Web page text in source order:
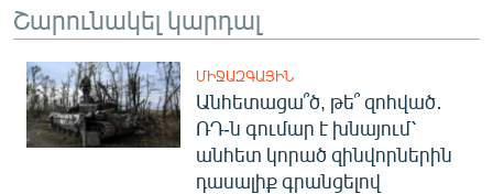
Շարունակել կարդալ
ՄԻՋԱԶԳԱՅԻՆ
Անհետացա՞ծ, թե՞ զոհված․
ՌԴ-ն գումար է խնայում՝
անհետ կորած զինվորներին
դասալիք գրանցելով